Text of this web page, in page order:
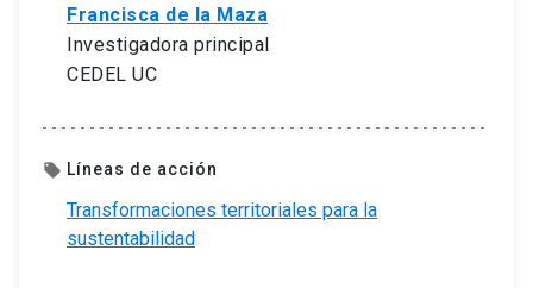
Francisca de la Maza
Investigadora principal
CEDEL UC
local_offer Líneas de acción
Transformaciones territoriales para la
sustentabilidad